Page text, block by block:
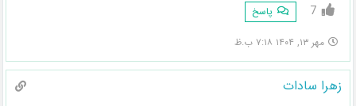
7 پاسخ
مهر ۱۳, ۱۴۰۴ ۷:۱۸ ب.ظ
زهرا سادات